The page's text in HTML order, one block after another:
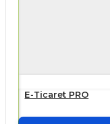
E-Ticaret PRO